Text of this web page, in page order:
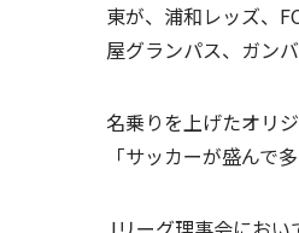
東が、浦和レッズ、
屋グランパス、ガン
名乗りを上げたオリ
「サッカーが盛んで